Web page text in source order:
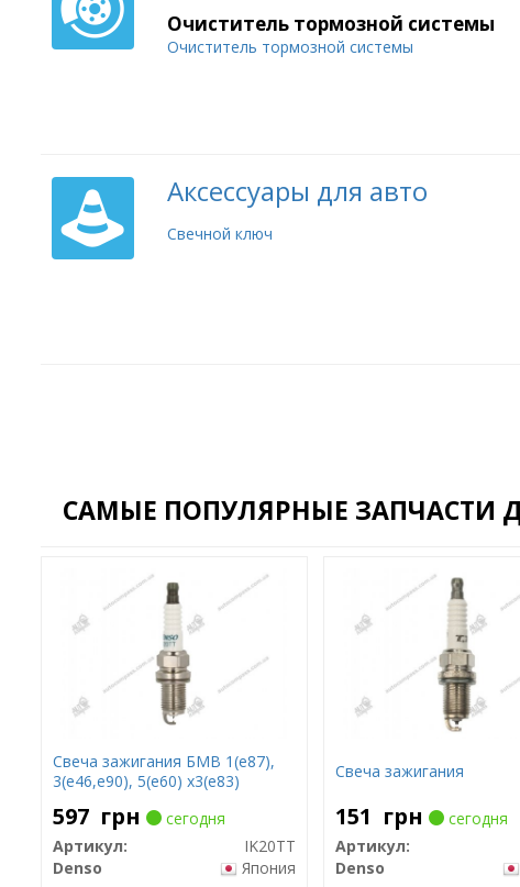
Очиститель тормозной системы
Очиститель тормозной системы
Аксессуары для авто
Свечной ключ
САМЫЕ ПОПУЛЯРНЫЕ ЗАПЧАСТИ
Свеча зажигания БМВ 1(е87),
3(е46,е90), 5(е60) х3(е83)
597 грн
сегодня
Артикул:
IK20TT
Denso
Япония
Свеча зажигания
151 грн
сегодня
Артикул:
Denso